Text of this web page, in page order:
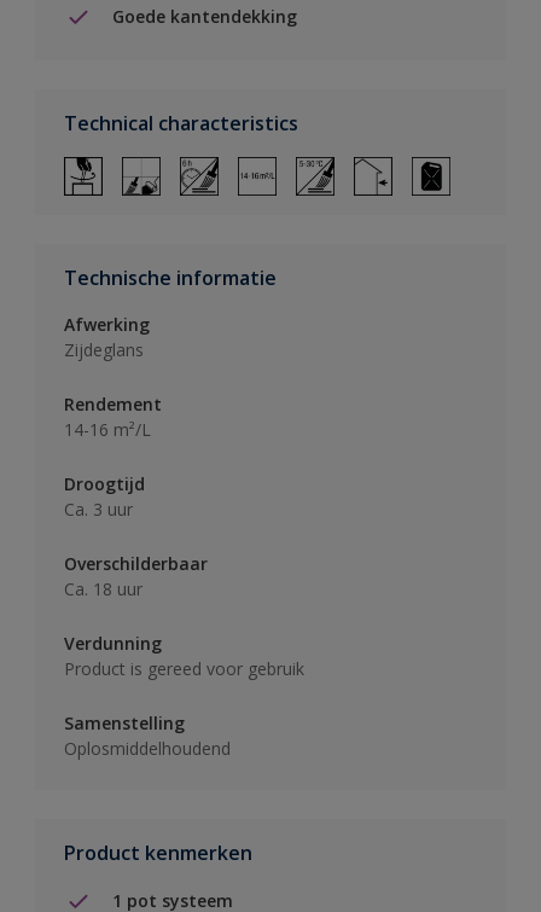
Goede kantendekking
Technical characteristics
Technische informatie
Afwerking
Zijdeglans
Rendement
14-16 m²/L
Droogtijd
Ca. 3 uur
Overschilderbaar
Ca. 18 uur
Verdunning
Product is gereed voor gebruik
Samenstelling
Oplosmiddelhoudend
Product kenmerken
1 pot systeem